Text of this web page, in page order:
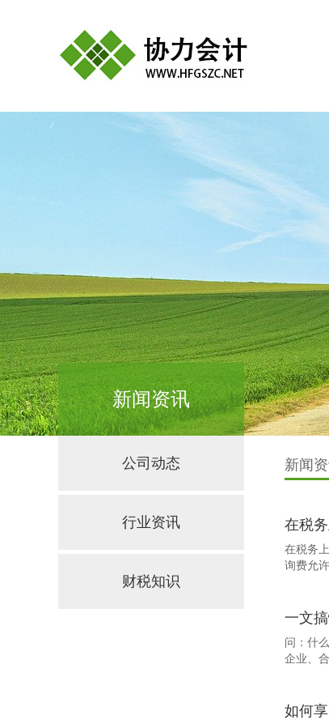
新闻资讯
公司动态
行业资讯
财税知识
新闻
在税
在税务
询费允
一文
问：什
企业、
如何